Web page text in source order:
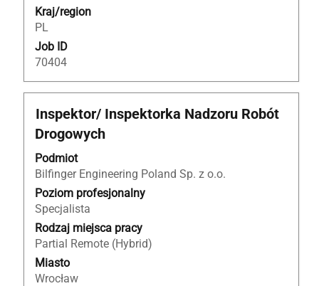
Kraj/region
PL
Job ID
70404
Tytuł
Inspektor/ Inspektorka Nadzoru Robót
Drogowych
Podmiot
Bilfinger Engineering Poland Sp. z o.o.
Poziom profesjonalny
Specjalista
Rodzaj miejsca pracy
Partial Remote (Hybrid)
Miasto
Wrocław
Zaznacz
za
pomocą
spacji,
aby
wyświetlić
pełną
treść
danych
oferty
pracy.